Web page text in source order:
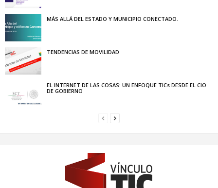
MÁS ALLÁ DEL ESTADO Y MUNICIPIO CONECTADO.
TENDENCIAS DE MOVILIDAD
EL INTERNET DE LAS COSAS: UN ENFOQUE TICs DESDE EL CIO
DE GOBIERNO